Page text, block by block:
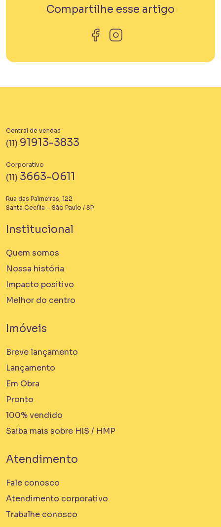
Compartilhe esse artigo
Central de vendas
(11) 91913-3833
Corporativo
(11) 3663-0611
Rua das Palmeiras, 122
Santa Cecília – São Paulo / SP
Institucional
Quem somos
Nossa história
Impacto positivo
Melhor do centro
Imóveis
Breve lançamento
Lançamento
Em Obra
Pronto
100% vendido
Saiba mais sobre HIS / HMP
Atendimento
Fale conosco
Atendimento corporativo
Trabalhe conosco